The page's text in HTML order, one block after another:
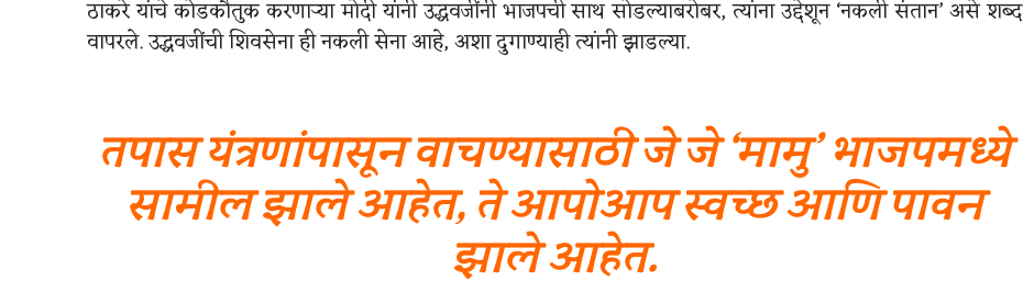
ठाकरे यांचे कोडकौतुक करणाऱ्या मोदी यांनी उद्धवजींनी भाजपची साथ सोडल्याबरोबर, त्यांना उद्देशून ‘नकली संतान’ असे शब्द
वापरले. उद्धवजींची शिवसेना ही नकली सेना आहे, अशा दुगाण्याही त्यांनी झाडल्या.
तपास यंत्रणांपासून वाचण्यासाठी जे जे ‘मामु’ भाजपमध्ये
सामील झाले आहेत, ते आपोआप स्वच्छ आणि पावन
झाले आहेत.